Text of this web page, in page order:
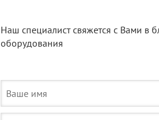
Наш специалист свяжется с Вами в
оборудования